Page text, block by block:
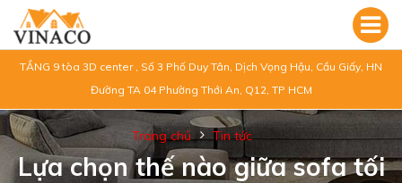
TẦNG 9 tòa 3D center , Số 3 Phố Duy Tân, Dịch Vọng Hậu, Cầu Giấy, HN
Đường TA 04 Phường Thới An, Q12, TP HCM
Trang chủ Tin tức
Lựa chọn thế nào giữa sofa tối